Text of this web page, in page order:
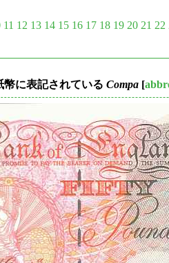
11 12 13 14 15 16 17 18 19 20 21 22
幣に表記されている Compa [